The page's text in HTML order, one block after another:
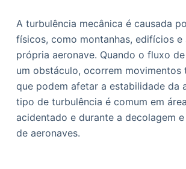
A turbulência mecânica é causada
físicos, como montanhas, edifícios e
própria aeronave. Quando o fluxo
um obstáculo, ocorrem movimentos
que podem afetar a estabilidade da
tipo de turbulência é comum em
acidentado e durante a decolagem
de aeronaves.